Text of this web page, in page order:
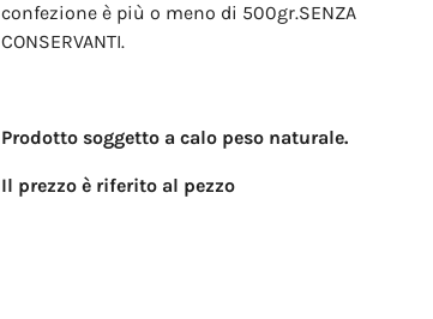
confezione è più o meno di 500gr.SENZA
CONSERVANTI.
Prodotto soggetto a calo peso naturale.
Il prezzo è riferito al pezzo